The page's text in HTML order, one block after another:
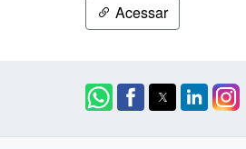
Acessar